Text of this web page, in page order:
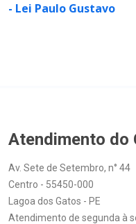
- Lei Paulo Gustavo
Atendimento do
Av. Sete de Setembro, n° 44
Centro - 55450-000
Lagoa dos Gatos - PE
Atendimento de segunda à